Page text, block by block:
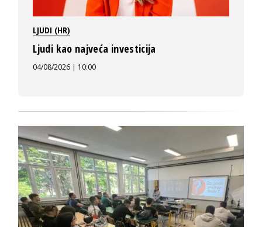
LJUDI (HR)
Ljudi kao najveća investicija
04/08/2026 | 10:00